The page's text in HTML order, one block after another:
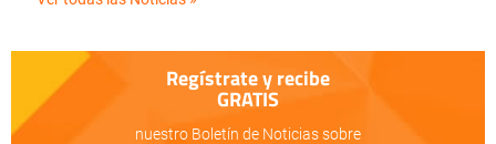
Regístrate y recibe
GRATIS
nuestro Boletín de Noticias sobre